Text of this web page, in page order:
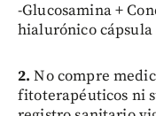
-Glucosamina +
hialurónico cápsula
2. No compre
fitoterapéuticos ni